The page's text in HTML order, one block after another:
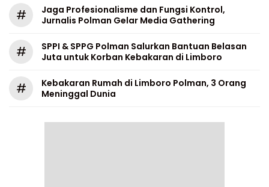
#
Jaga Profesionalisme dan Fungsi Kontrol,
Jurnalis Polman Gelar Media Gathering
#
SPPI & SPPG Polman Salurkan Bantuan Belasan
Juta untuk Korban Kebakaran di Limboro
#
Kebakaran Rumah di Limboro Polman, 3 Orang
Meninggal Dunia